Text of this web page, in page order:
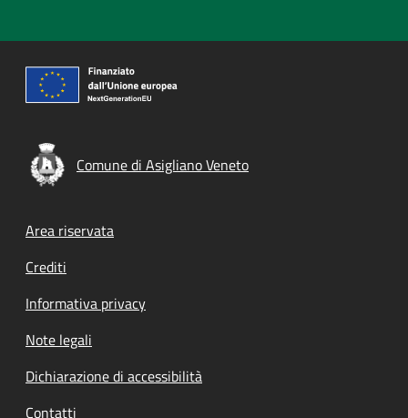
Comune di Asigliano Veneto
Footer menu
Area riservata
Crediti
Informativa privacy
Note legali
Dichiarazione di accessibilità
Contatti